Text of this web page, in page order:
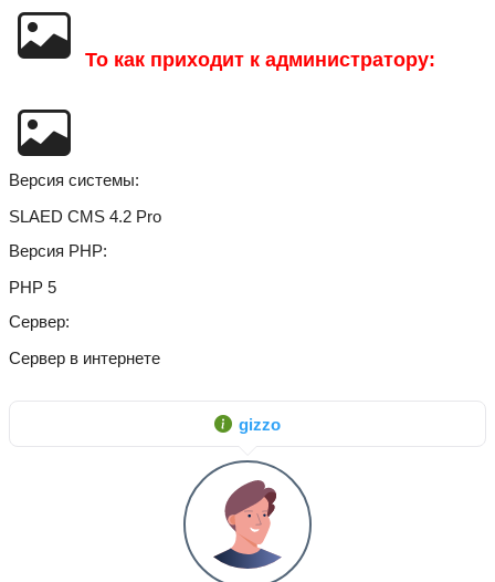
То как приходит к администратору:
Версия системы
SLAED CMS 4.2 Pro
Версия PHP
PHP 5
Сервер
Сервер в интернете
gizzo